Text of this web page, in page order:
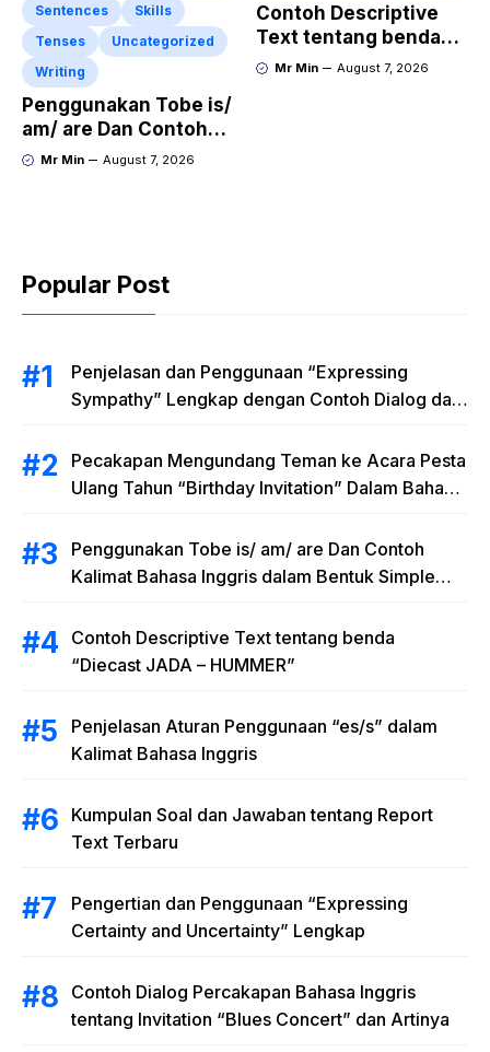
Sentences
Skills
Tenses
Uncategorized
Writing
Penggunakan Tobe is/
am/ are Dan Contoh
Kalimat Bahasa
Mr Min August 7, 2026
Contoh Descriptive
Text tentang benda
“Diecast JADA –
Mr Min August 7, 2026
Popular Post
Penjelasan dan Penggunaan “Expressing
Sympathy” Lengkap dengan Contoh Dialog dan
Pecakapan Mengundang Teman ke Acara Pesta
Ulang Tahun “Birthday Invitation” Dalam Bahasa
Penggunakan Tobe is/ am/ are Dan Contoh
Kalimat Bahasa Inggris dalam Bentuk Simple
Contoh Descriptive Text tentang benda
“Diecast JADA – HUMMER”
Penjelasan Aturan Penggunaan “es/s” dalam
Kalimat Bahasa Inggris
Kumpulan Soal dan Jawaban tentang Report
Text Terbaru
Pengertian dan Penggunaan “Expressing
Certainty and Uncertainty” Lengkap
Contoh Dialog Percakapan Bahasa Inggris
tentang Invitation “Blues Concert” dan Artinya